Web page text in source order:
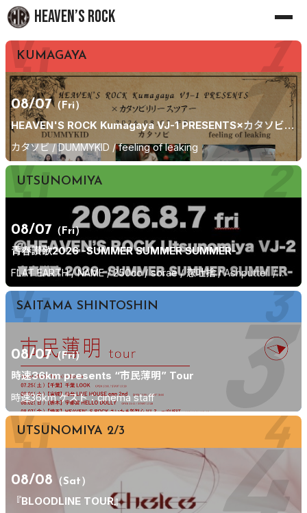
Skip
to
content
HEAVEN’S ROCK
KUMAGAYA
08/07（Fri）
HEAVEN'S ROCK Kumagaya VJ-1 PRESENTS×カタソビリ
リースツアー
カタソビ / DUMMYKID / feeling of leaking
UTSUNOMIYA
08/07 （Fri）
青春讃歌2026 -SUMMER SUMMER SUMMER-
FLAT EARTH / NAME / 250cc / sorae / 恋吐捨 / Ashputtel. /
coMOONplace / Age gap
SAITAMA SHINTOSHIN
08/07（Fri）
時速36km presents “市民薄明” Tour
時速36km ゲスト：cinema staff
UTSUNOMIYA 2/3
08/08 （Sat）
『BLOODLINE TOUR』